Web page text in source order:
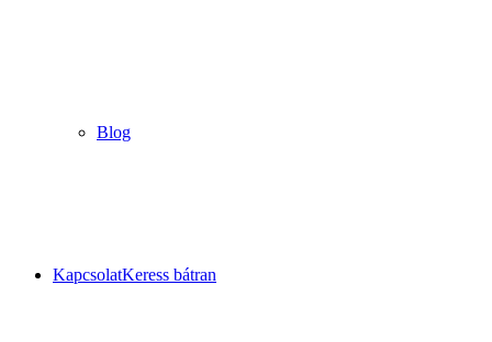
Blog
KapcsolatKeress bátran